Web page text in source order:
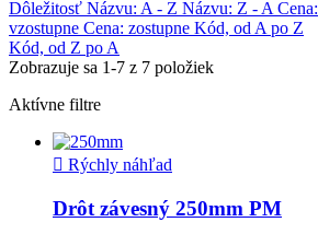
Dôležitosť Názvu: A - Z Názvu: Z - A Cena:
vzostupne Cena: zostupne Kód, od A po Z
Kód, od Z po A
Zobrazuje sa 1-7 z 7 položiek
Aktívne filtre
 Rýchly náhľad
Drôt závesný 250mm PM